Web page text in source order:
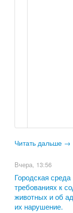
Читать дальше →
Вчера, 13:56
Городская среда
требованиях к
животных и об
их нарушение.